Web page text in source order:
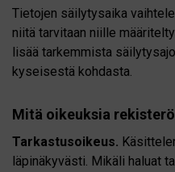
Tietojen säilytysaika
niitä tarvitaan niille
lisää tarkemmista
kyseisestä kohdasta.
Mitä oikeuksia
Tarkastusoikeus.
läpinäkyvästi. Mikäli haluat